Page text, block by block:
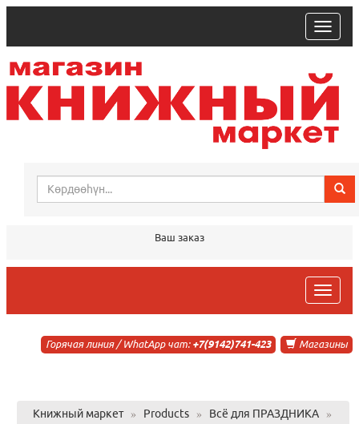
trk
Ваш заказ
trk
Магазины
Горячая линия / WhatApp чат: +7(9142)741-423
Книжный маркет » Products » Всё для ПРАЗДНИКА
»